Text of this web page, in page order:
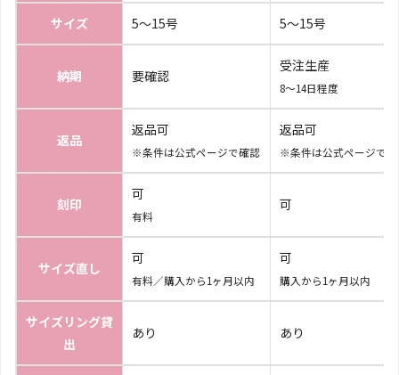
サイズ 5〜15号 5〜15号
納期 要確認
受注生産
8〜14日程度
返品
返品可
※条件は公式ページで確認
返品可
※条件は公式ページで
刻印
可
有料
可
サイズ直し
可
有料／購入から1ヶ月以内
可
購入から1ヶ月以内
サイズリング貸
出
あり あり